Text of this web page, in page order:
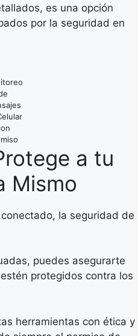
es una opción
por la seguridad en
a tu
Mismo
la seguridad de
puedes asegurarte
protegidos contra los
herramientas con ética y